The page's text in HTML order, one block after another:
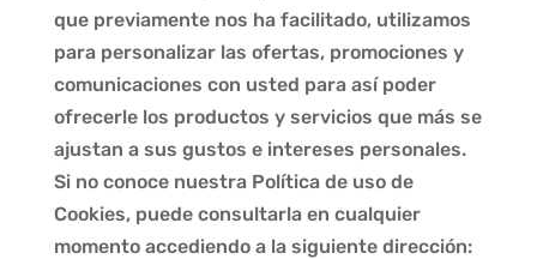
que previamente nos ha facilitado, utilizamos
para personalizar las ofertas, promociones y
comunicaciones con usted para así poder
ofrecerle los productos y servicios que más se
ajustan a sus gustos e intereses personales.
Si no conoce nuestra Política de uso de
Cookies, puede consultarla en cualquier
momento accediendo a la siguiente dirección: